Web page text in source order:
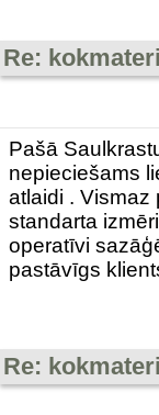
Re:
Pašā
nepieciešams
atlaidi . Vismaz
standarta
operatīvi
pastāvīgs
Re: